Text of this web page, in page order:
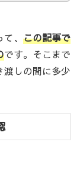
、 この記事で
です。そこまで
渡しの間に多少